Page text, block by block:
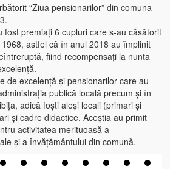
“Ziua pensionarilor” din comuna
fost premiați 6 cupluri care s-au căsătorit
astfel că în anul 2018 au împlinit
fiind recompensați la nunta
de excelență și pensionarilor care au
publică locală precum și în
adică foști aleși locali (primari și
și cadre didactice. Aceștia au primit
activitatea merituoasă a
și a învățământului din comună.